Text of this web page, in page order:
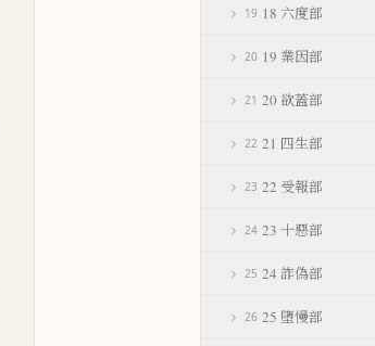
19 18 六度部
20 19 業因部
21 20 欲蓋部
22 21 四生部
23 22 受報部
24 23 十惡部
25 24 詐偽部
26 25 墮慢部